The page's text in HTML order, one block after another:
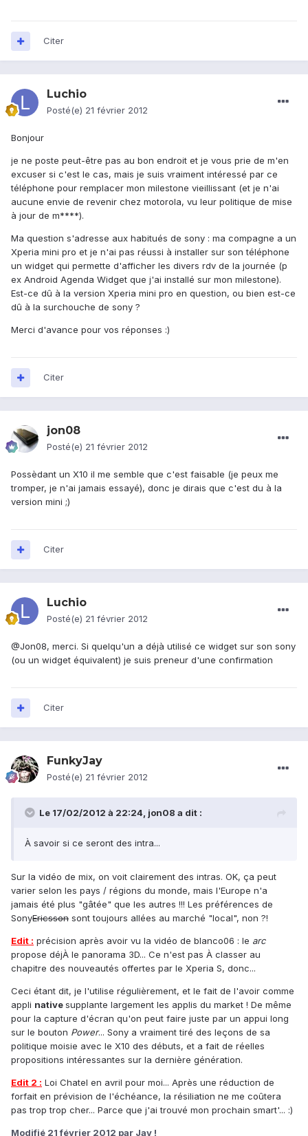
Citer
Luchio
Posté(e) 21 février 2012
Bonjour
je ne poste peut-être pas au bon endroit et je vous prie de m'en
excuser si c'est le cas, mais je suis vraiment intéressé par ce
téléphone pour remplacer mon milestone vieillissant (et je n'ai
aucune envie de revenir chez motorola, vu leur politique de mise
à jour de m****).
Ma question s'adresse aux habitués de sony : ma compagne a un
Xperia mini pro et je n'ai pas réussi à installer sur son téléphone
un widget qui permette d'afficher les divers rdv de la journée (p
ex Android Agenda Widget que j'ai installé sur mon milestone).
Est-ce dû à la version Xperia mini pro en question, ou bien est-ce
dû à la surchouche de sony ?
Merci d'avance pour vos réponses :)
Citer
jon08
Posté(e) 21 février 2012
Possèdant un X10 il me semble que c'est faisable (je peux me
tromper, je n'ai jamais essayé), donc je dirais que c'est du à la
version mini ;)
Citer
Luchio
Posté(e) 21 février 2012
@Jon08, merci. Si quelqu'un a déjà utilisé ce widget sur son sony
(ou un widget équivalent) je suis preneur d'une confirmation
Citer
FunkyJay
Posté(e) 21 février 2012
Le 17/02/2012 à 22:24, jon08 a dit :
À savoir si ce seront des intra...
Sur la vidéo de mix, on voit clairement des intras. OK, ça peut
varier selon les pays / régions du monde, mais l'Europe n'a
jamais été plus "gâtée" que les autres !!! Les préférences de
SonyEricsson sont toujours allées au marché "local", non ?!
Edit : précision après avoir vu la vidéo de blanco06 : le arc
propose déjÀ le panorama 3D... Ce n'est pas À classer au
chapitre des nouveautés offertes par le Xperia S, donc...
Ceci étant dit, je l'utilise régulièrement, et le fait de l'avoir comme
appli nativesupplante largement les applis du market ! De même
pour la capture d'écran qu'on peut faire juste par un appui long
sur le bouton Power... Sony a vraiment tiré des leçons de sa
politique moisie avec le X10 des débuts, et a fait de réelles
propositions intéressantes sur la dernière génération.
Edit 2 : Loi Chatel en avril pour moi... Après une réduction de
forfait en prévision de l'échéance, la résiliation ne me coûtera
pas trop trop cher... Parce que j'ai trouvé mon prochain smart'... :)
Modifié 21 février 2012 par Jay !